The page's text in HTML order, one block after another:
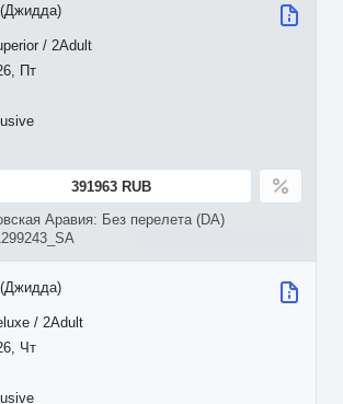
Пт
(Джидда)
/ 2Adult
391963 RUB
Аравия: Без перелета (DA)
Чт
(Джидда)
/ 2Adult